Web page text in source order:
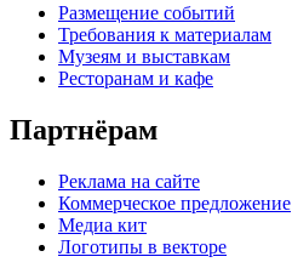
Размещение событий
Требования к материалам
Музеям и выставкам
Ресторанам и кафе
Партнёрам
Реклама на сайте
Коммерческое предложение
Медиа кит
Логотипы в векторе